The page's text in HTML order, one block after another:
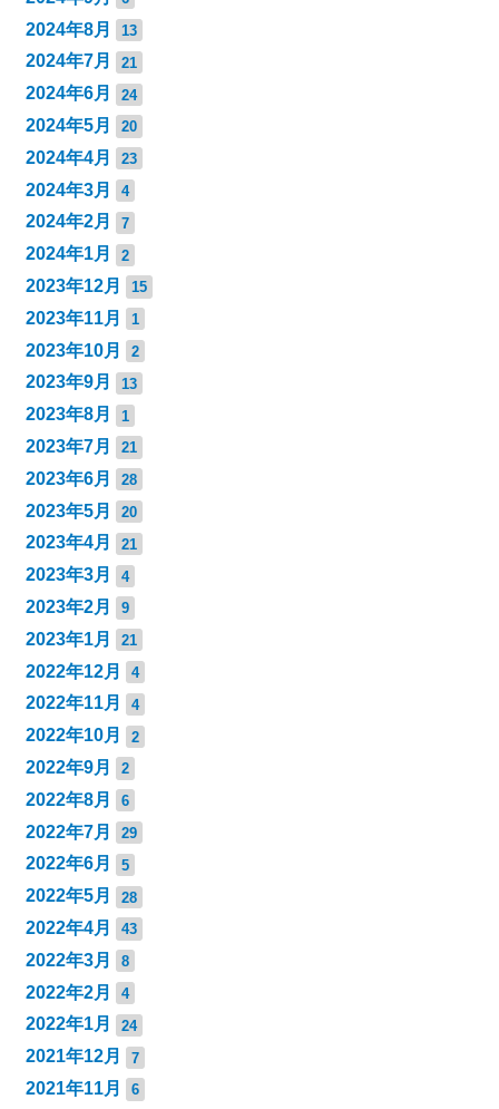
2024年8月 13
2024年7月 21
2024年6月 24
2024年5月 20
2024年4月 23
2024年3月 4
2024年2月 7
2024年1月 2
2023年12月 15
2023年11月 1
2023年10月 2
2023年9月 13
2023年8月 1
2023年7月 21
2023年6月 28
2023年5月 20
2023年4月 21
2023年3月 4
2023年2月 9
2023年1月 21
2022年12月 4
2022年11月 4
2022年10月 2
2022年9月 2
2022年8月 6
2022年7月 29
2022年6月 5
2022年5月 28
2022年4月 43
2022年3月 8
2022年2月 4
2022年1月 24
2021年12月 7
2021年11月 6